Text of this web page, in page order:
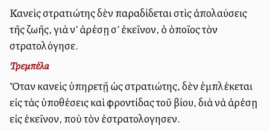
Κανεὶς στρατιώτης δὲν παραδίδεται στὶς ἀπολαύσεις
τῆς ζωῆς, γιὰ ν’ ἀρέσῃ σ’ ἐκεῖνον, ὁ ὁποῖος τὸν
στρατολόγησε.
Τρεμπέλα
Ὅταν κανεὶς ὑπηρετῇ ὡς στρατιώτης, δὲν ἐμπλέκεται
εἰς τὰς ὑποθέσεις καὶ φροντίδας τοῦ βίου, διὰ νὰ ἀρέσῃ
εἰς ἐκεῖνον, ποὺ τὸν ἐστρατολογησεν.